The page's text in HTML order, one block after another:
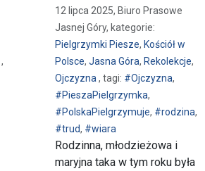
,
12 lipca 2025, Biuro Prasowe
Jasnej Góry, kategorie:
Pielgrzymki Piesze, Kościół w
Polsce, Jasna Góra, Rekolekcje,
Ojczyzna , tagi: #Ojczyzna,
#PieszaPielgrzymka,
#PolskaPielgrzymuje, #rodzina,
#trud, #wiara
Rodzinna, młodzieżowa i
maryjna taka w tym roku była